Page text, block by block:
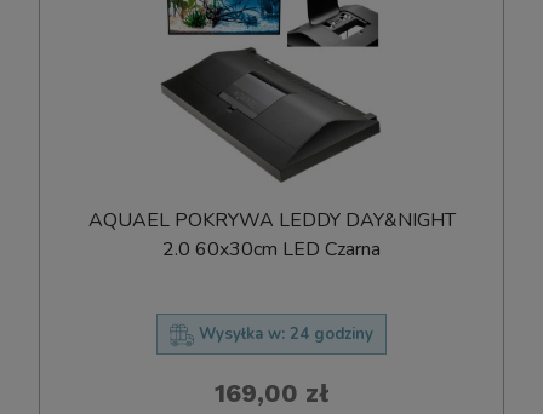
AQUAEL POKRYWA LEDDY DAY&NIGHT
2.0 60x30cm LED Czarna
Wysyłka w: 24 godziny
169,00 zł